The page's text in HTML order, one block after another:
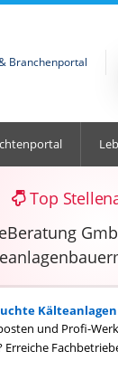
Branchenportal
Top
und Profi-